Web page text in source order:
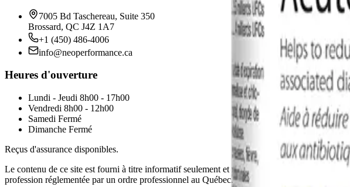
7005 Bd Taschereau, Suite 350
Brossard, QC J4Z 1A7
+1 (450) 486-4006
info@neoperformance.ca
Heures d'ouverture
Lundi - Jeudi 8h00 - 17h00
Vendredi 8h00 - 12h00
Samedi Fermé
Dimanche Fermé
Reçus d'assurance disponibles.
Le contenu de ce site est fourni à titre informatif seulement et ne constitue pas un avis
profession réglementée par un ordre professionnel au Québec. Consultez toujours un